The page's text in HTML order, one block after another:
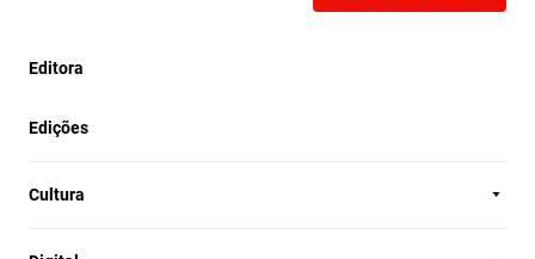
Editora
Edições
Cultura